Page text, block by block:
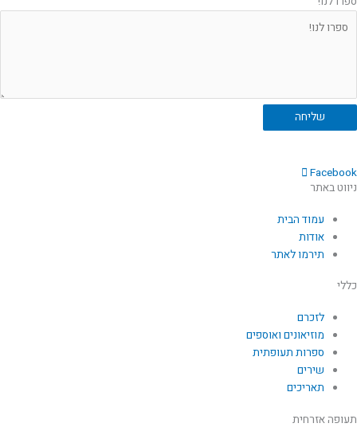
שליחה
Facebook
ניווט באתר
עמוד הבית
אודות
תירמו לאתר
כללי
לזכרם
מוזיאונים ואוספים
ספרות תעופתית
שירים
תאריכים
תעופה אזרחית